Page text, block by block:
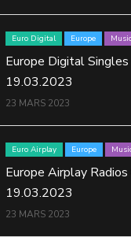
Euro Digital Europe
Europe Digital
19.03.2023
23 MARS 2023
Euro Airplay Europe
Europe Airplay
19.03.2023
23 MARS 2023